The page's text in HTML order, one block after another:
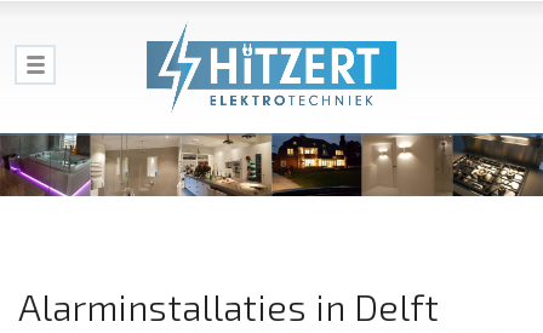
Alarminstallaties in Delft